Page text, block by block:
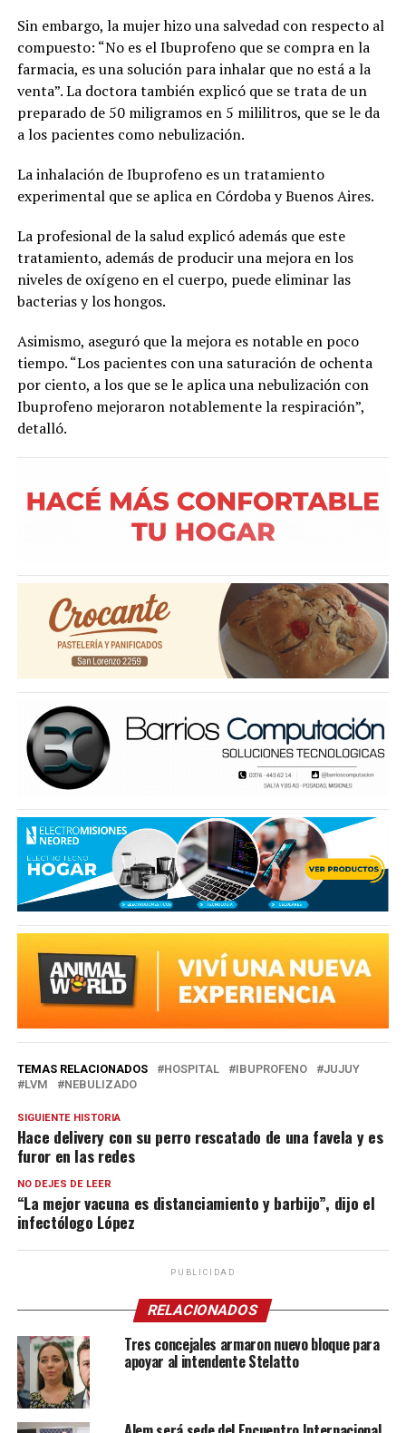
Sin embargo, la mujer hizo una salvedad con respecto al
compuesto: “No es el Ibuprofeno que se compra en la
farmacia, es una solución para inhalar que no está a la
venta”. La doctora también explicó que se trata de un
preparado de 50 miligramos en 5 mililitros, que se le da
a los pacientes como nebulización.
La inhalación de Ibuprofeno es un tratamiento
experimental que se aplica en Córdoba y Buenos Aires.
La profesional de la salud explicó además que este
tratamiento, además de producir una mejora en los
niveles de oxígeno en el cuerpo, puede eliminar las
bacterias y los hongos.
Asimismo, aseguró que la mejora es notable en poco
tiempo. “Los pacientes con una saturación de ochenta
por ciento, a los que se le aplica una nebulización con
Ibuprofeno mejoraron notablemente la respiración”,
detalló.
TEMAS RELACIONADOS HOSPITAL IBUPROFENO
JUJUY
LVM
NEBULIZADO
SIGUIENTE HISTORIA
Hace delivery con su perro rescatado de una favela y es
furor en las redes
NO DEJES DE LEER
“La mejor vacuna es distanciamiento y barbijo”, dijo el
infectólogo López
PUBLICIDAD
RELACIONADOS
Tres concejales armaron nuevo bloque para
apoyar al intendente Stelatto